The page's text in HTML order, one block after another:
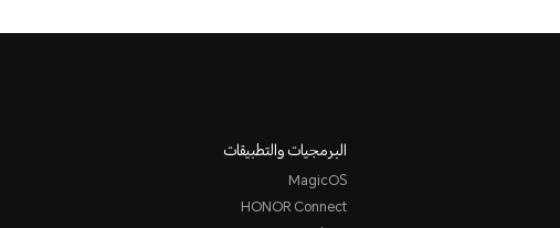
البرمجيات والتطبيقات
MagicOS
HONOR Connect